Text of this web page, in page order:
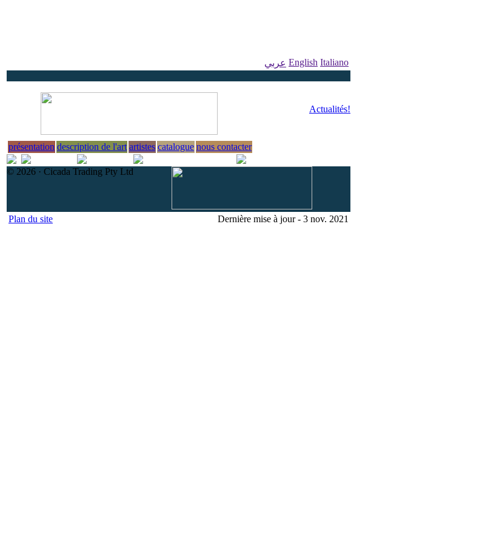
عربي English Italiano
Actualités!
présentation description de l'art artistes catalogue nous contacter
© 2026 · Cicada Trading Pty Ltd
Plan du site Dernière mise à jour - 3 nov. 2021